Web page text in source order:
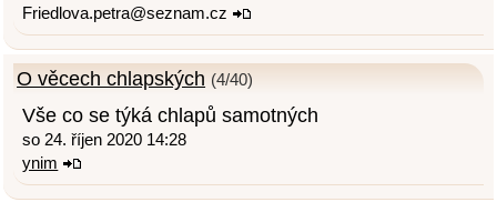
Friedlova.petra@seznam.cz
O věcech chlapských (4/40)
Vše co se týká chlapů samotných
so 24. říjen 2020 14:28
ynim